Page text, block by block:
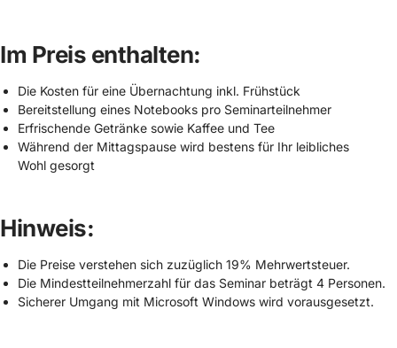
Im Preis enthalten:
Die Kosten für eine Übernachtung inkl. Frühstück
Bereitstellung eines Notebooks pro Seminarteilnehmer
Erfrischende Getränke sowie Kaffee und Tee
Während der Mittagspause wird bestens für Ihr leibliches
Wohl gesorgt
Hinweis:
Die Preise verstehen sich zuzüglich 19% Mehrwertsteuer.
Die Mindestteilnehmerzahl für das Seminar beträgt 4 Personen.
Sicherer Umgang mit Microsoft Windows wird vorausgesetzt.